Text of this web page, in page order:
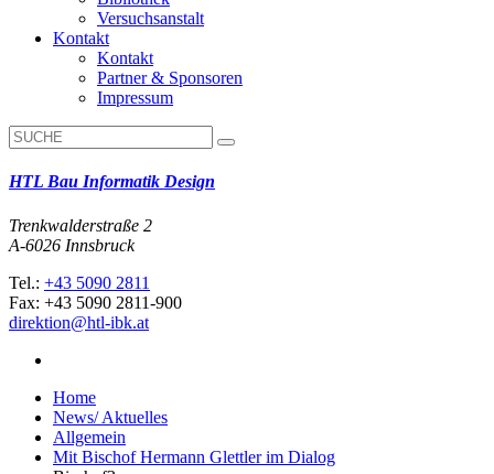
Versuchsanstalt
Kontakt
Kontakt
Partner & Sponsoren
Impressum
HTL Bau Informatik Design
Trenkwalderstraße 2
A-6026 Innsbruck
Tel.: +43 5090 2811
Fax: +43 5090 2811-900
direktion@htl-ibk.at
Home
News/ Aktuelles
Allgemein
Mit Bischof Hermann Glettler im Dialog